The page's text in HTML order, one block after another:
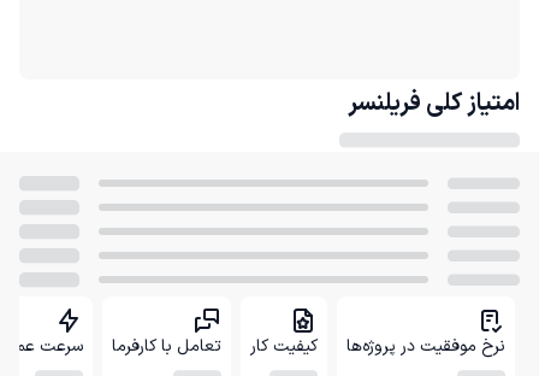
امتیاز کلی فریلنسر
نرخ موفقیت در پروژه‌ها کیفیت کار تعامل با کارفرما سرعت عمل